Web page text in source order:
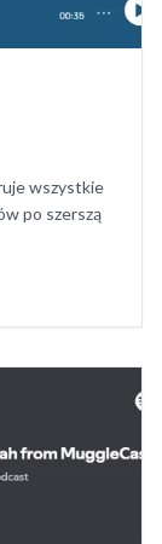
wszystkie
po szerszą